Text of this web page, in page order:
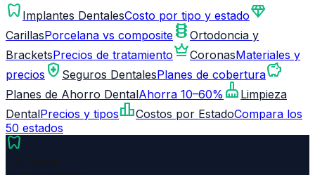
dentistry Implantes DentalesCosto por tipo y estadodiamond
CarillasPorcelana vs composite orthopedics Ortodoncia y
BracketsPrecios de tratamientocrownCoronasMateriales y
precios health_and_safety Seguros DentalesPlanes de coberturasavings
Planes de Ahorro DentalAhorra 10–60% cleaning_services Limpieza
DentalPrecios y tiposleaderboardCostos por EstadoCompara los
50 estados
dentistry